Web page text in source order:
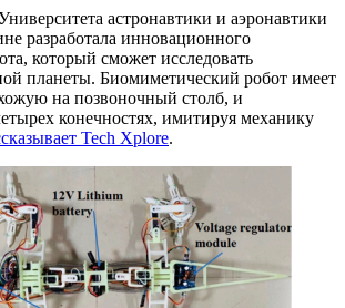
астронавтики и аэронавтики
разработала инновационного
который сможет исследовать
планеты. Биомиметический робот имеет
на позвоночный столб, и
конечностях, имитируя механику
Tech Xplore.